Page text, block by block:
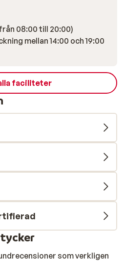
08:00 till 20:00)
mellan 14:00 och 19:00
faciliteter
som verkligen